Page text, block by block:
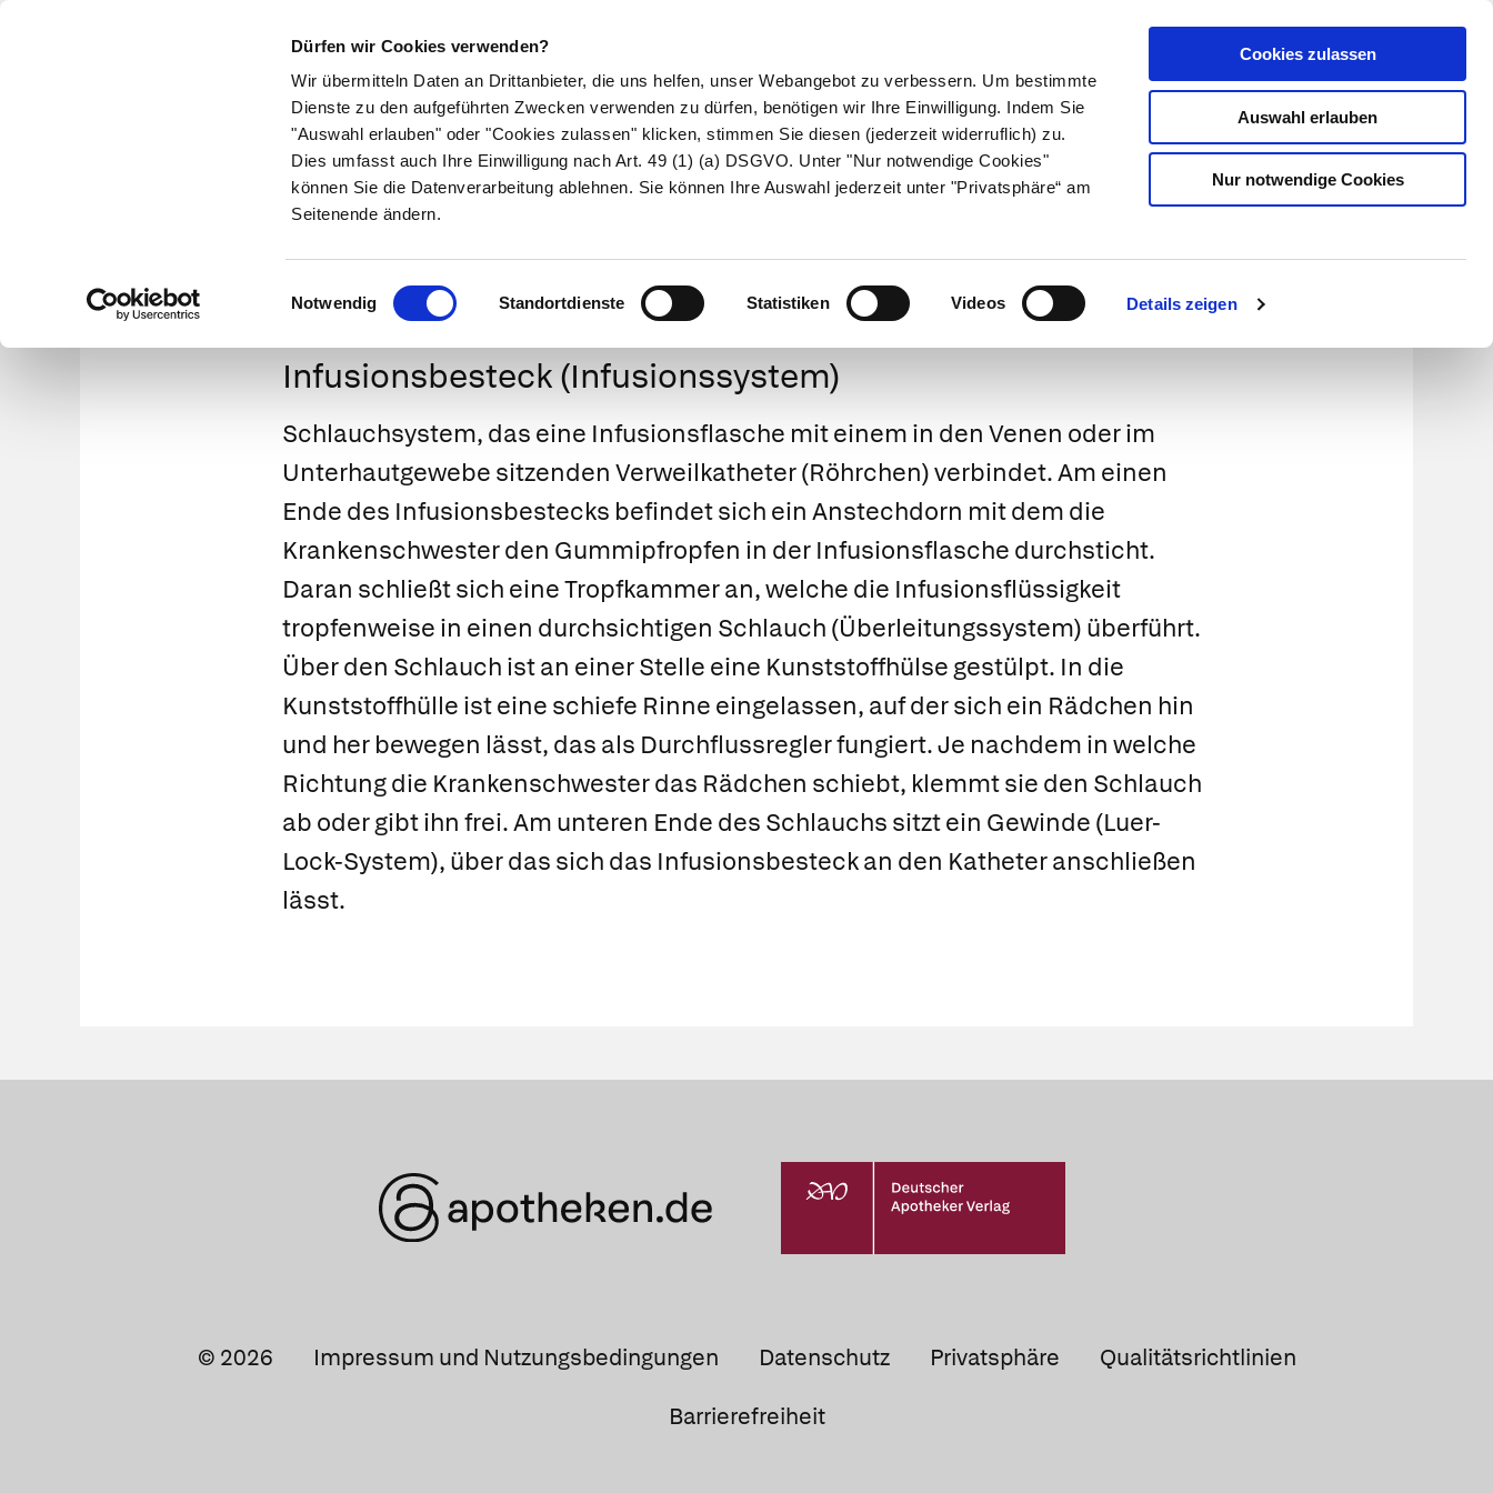
Dürfen wir Cookies verwenden?
Wir übermitteln Daten an Drittanbieter, die uns helfen, unser Webangebot zu verbessern. Um bestimmte
Dienste zu den aufgeführten Zwecken verwenden zu dürfen, benötigen wir Ihre Einwilligung. Indem Sie
"Auswahl erlauben" oder "Cookies zulassen" klicken, stimmen Sie diesen (jederzeit widerruflich) zu.
Dies umfasst auch Ihre Einwilligung nach Art. 49 (1) (a) DSGVO. Unter "Nur notwendige Cookies"
können Sie die Datenverarbeitung ablehnen. Sie können Ihre Auswahl jederzeit unter "Privatsphäre“ am
Seitenende ändern.
Einwilligungsauswahl
Notwendig Standortdienste Statistiken Videos Details zeigen
Cookies zulassen
Auswahl erlauben
Nur notwendige Cookies
Kundenlogin
Suche
Symptome Therapie Medikamente Naturheilkunde Eltern & Kind Gesund leben Über uns
Medizinlexikon
Infusionsbesteck (Infusionssystem)
Schlauchsystem, das eine Infusionsflasche mit einem in den Venen oder im
Unterhautgewebe sitzenden Verweilkatheter(Röhrchen) verbindet. Am einen
Ende des Infusionsbestecks befindet sich ein Anstechdorn mit dem die
Krankenschwester den Gummipfropfen in der Infusionsflasche durchsticht.
Daran schließt sich eineTropfkammeran, welche die Infusionsflüssigkeit
tropfenweise in einen durchsichtigen Schlauch (Überleitungssystem) überführt.
Über den Schlauch ist an einer Stelle eine Kunststoffhülse gestülpt. In die
Kunststoffhülle ist eine schiefe Rinne eingelassen, auf der sich ein Rädchen hin
und her bewegen lässt, das als Durchflussreglerfungiert. Je nachdem in welche
Richtung die Krankenschwester das Rädchen schiebt, klemmt sie den Schlauch
ab oder gibt ihn frei. Am unteren Ende des Schlauchs sitzt ein Gewinde (Luer-
Lock-System), über das sich das Infusionsbesteck an den Katheter anschließen
lässt.
© 2026 Impressum und Nutzungsbedingungen Datenschutz Privatsphäre Qualitätsrichtlinien
Barrierefreiheit